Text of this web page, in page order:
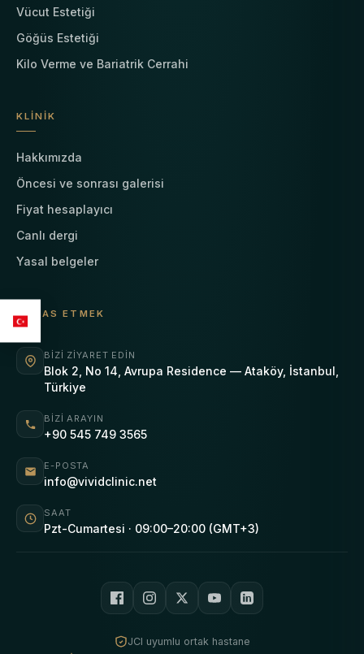
Vücut Estetiği
Göğüs Estetiği
Kilo Verme ve Bariatrik Cerrahi
KLINIK
Hakkımızda
Öncesi ve sonrası galerisi
Fiyat hesaplayıcı
Canlı dergi
Yasal belgeler
TEMAS ETMEK
BIZI ZIYARET EDIN
Blok 2, No 14, Avrupa Residence — Ataköy, İstanbul,
Türkiye
BIZI ARAYIN
+90 545 749 3565
E-POSTA
info@vividclinic.net
SAAT
Pzt-Cumartesi · 09:00–20:00 (GMT+3)
JCI uyumlu ortak hastane